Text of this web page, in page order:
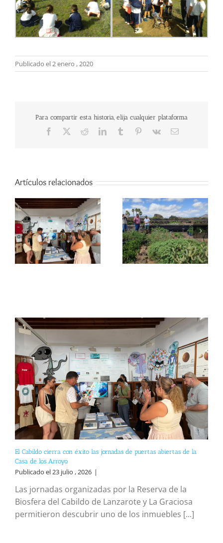
Publicado el 2 enero , 2020
Para compartir esta historia, elija cualquier plataforma
Facebook RedditLinkedInTumblr Pinterest
Vk
Correo
Artículos relacionados
El Cabildo cierra con éxito las jornadas de puertas abiertas de la
Casa de los Arroyo
Publicado el 23 julio , 2026 |
Las jornadas organizadas por la Reserva de la
Biosfera del Cabildo de Lanzarote y La Graciosa
permitieron descubrir uno de los inmuebles [...]